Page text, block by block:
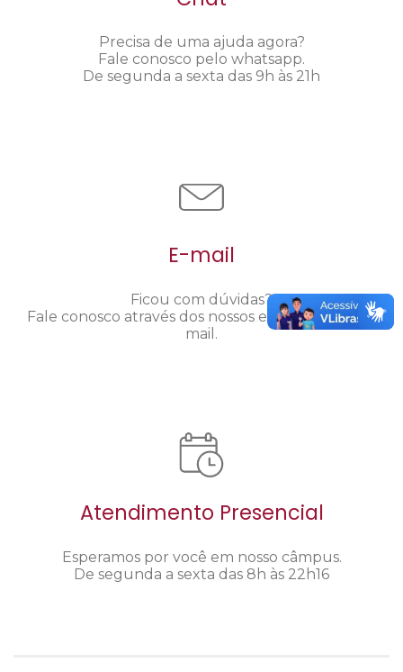
Precisa de uma ajuda agora?
Fale conosco pelo whatsapp.
De segunda a sexta das 9h às 21h
E-mail
Ficou com dúvidas?
Fale conosco através dos nossos endereços de e-
mail.
Atendimento Presencial
Esperamos por você em nosso câmpus.
De segunda a sexta das 8h às 22h16